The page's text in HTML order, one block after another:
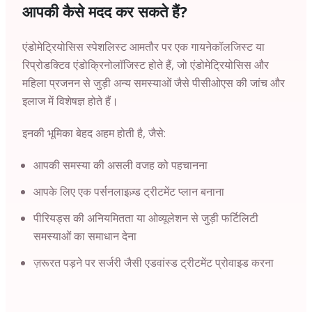
आपकी कैसे मदद कर सकते हैं?
एंडोमेट्रियोसिस स्पेशलिस्ट आमतौर पर एक गायनेकॉलजिस्ट या
रिप्रोडक्टिव एंडोक्रिनोलॉजिस्ट होते हैं, जो एंडोमेट्रियोसिस और
महिला प्रजनन से जुड़ी अन्य समस्याओं जैसे पीसीओएस की जांच और
इलाज में विशेषज्ञ होते हैं।
इनकी भूमिका बेहद अहम होती है, जैसे:
आपकी समस्या की असली वजह को पहचानना
आपके लिए एक पर्सनलाइज़्ड ट्रीटमेंट प्लान बनाना
पीरियड्स की अनियमितता या ओव्यूलेशन से जुड़ी फर्टिलिटी
समस्याओं का समाधान देना
ज़रूरत पड़ने पर सर्जरी जैसी एडवांस्ड ट्रीटमेंट प्रोवाइड करना